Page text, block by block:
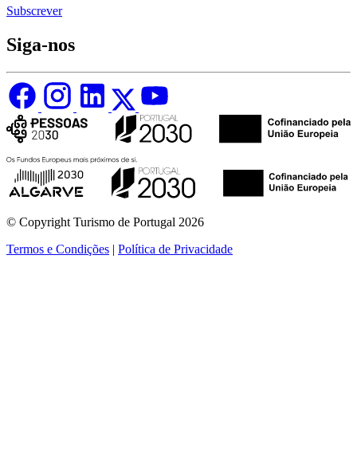
Subscrever
Siga-nos
© Copyright Turismo de Portugal 2026
Termos e Condições | Política de Privacidade